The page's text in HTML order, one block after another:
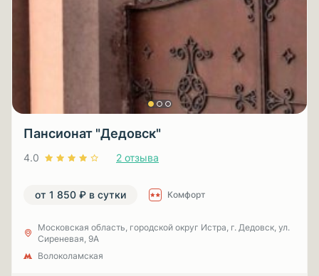
Пансионат "Дедовск"
4.0 2 отзыва
от 1 850 ₽ в сутки Комфорт
Московская область, городской округ Истра, г. Дедовск, ул.
Сиреневая, 9А
Волоколамская